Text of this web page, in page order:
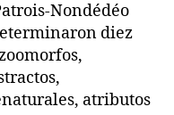
Nondédéo
diez
atributos